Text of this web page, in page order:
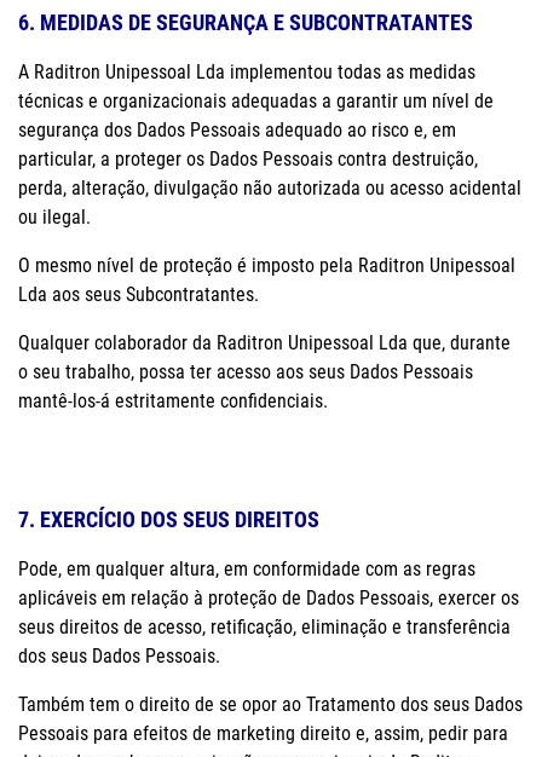
6. MEDIDAS DE SEGURANÇA E SUBCONTRATANTES
A Raditron Unipessoal Lda implementou todas as medidas
técnicas e organizacionais adequadas a garantir um nível de
segurança dos Dados Pessoais adequado ao risco e, em
particular, a proteger os Dados Pessoais contra destruição,
perda, alteração, divulgação não autorizada ou acesso acidental
ou ilegal.
O mesmo nível de proteção é imposto pela Raditron Unipessoal
Lda aos seus Subcontratantes.
Qualquer colaborador da Raditron Unipessoal Lda que, durante
o seu trabalho, possa ter acesso aos seus Dados Pessoais
mantê-los-á estritamente confidenciais.
7. EXERCÍCIO DOS SEUS DIREITOS
Pode, em qualquer altura, em conformidade com as regras
aplicáveis em relação à proteção de Dados Pessoais, exercer os
seus direitos de acesso, retificação, eliminação e transferência
dos seus Dados Pessoais.
Também tem o direito de se opor ao Tratamento dos seus Dados
Pessoais para efeitos de marketing direito e, assim, pedir para